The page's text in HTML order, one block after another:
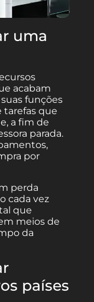
uma
acabam
funções
tarefas que
a fim de
parada.
por
perda
cada vez
que
meios de
da
países